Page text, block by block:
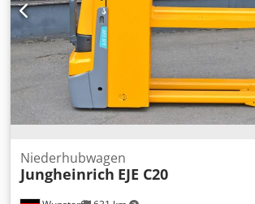
Zwischenverkauf vorbehalten. Sollten Sie
nicht gefunden haben, sprechen Sie uns
noch eine große Auswahl weiterer Geräte
Niederhubwagen
Jungheinrich EJE C20